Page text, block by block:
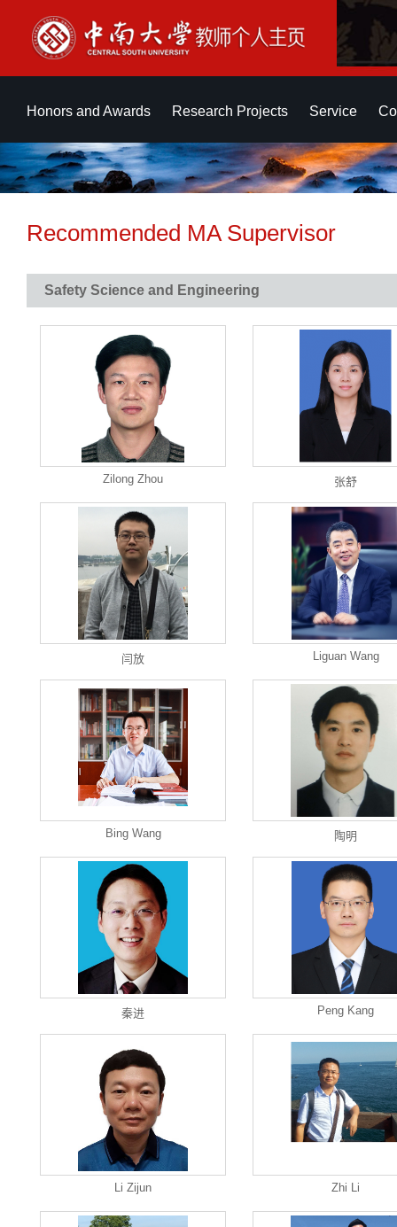
Honors and Awards Research Projects Service
Recommended MA Supervisor
Safety Science and Engineering
Zilong Zhou 张舒
闫放 Liguan Wang
Bing Wang 陶明
秦进 Peng Kang
Li Zijun Zhi Li